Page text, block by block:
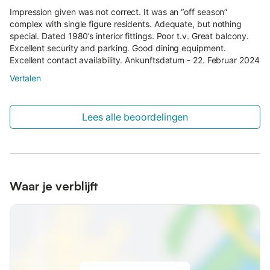
Impression given was not correct. It was an “off season”
complex with single figure residents. Adequate, but nothing
special. Dated 1980’s interior fittings. Poor t.v. Great balcony.
Excellent security and parking. Good dining equipment.
Excellent contact availability. Ankunftsdatum - 22. Februar 2024
Vertalen
Lees alle beoordelingen
Waar je verblijft